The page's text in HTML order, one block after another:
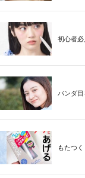
初心者
パンダ
もたつ